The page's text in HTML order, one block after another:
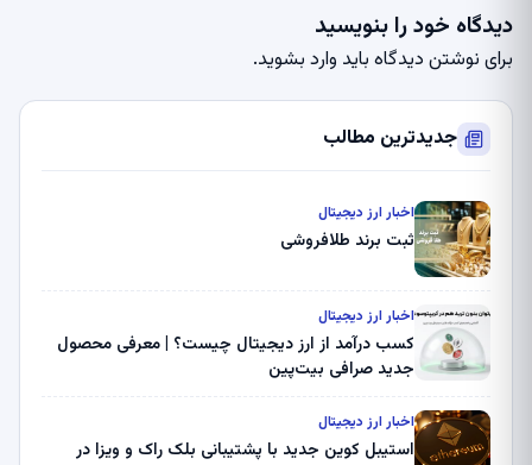
دیدگاه خود را بنویسید
برای نوشتن دیدگاه باید وارد بشوید.
جدیدترین مطالب
اخبار ارز دیجیتال
ثبت برند طلافروشی
اخبار ارز دیجیتال
کسب درآمد از ارز دیجیتال چیست؟ | معرفی محصول
جدید صرافی بیت‌پین
اخبار ارز دیجیتال
استیبل کوین جدید با پشتیبانی بلک راک و ویزا در